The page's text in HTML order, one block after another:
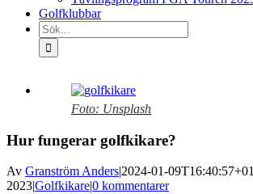
Golfklubbar
Sök
efter:
Foto: Unsplash
Hur fungerar golfkikare?
Av Granström Anders|2024-01-
2023|Golfkikare|0 kommentarer